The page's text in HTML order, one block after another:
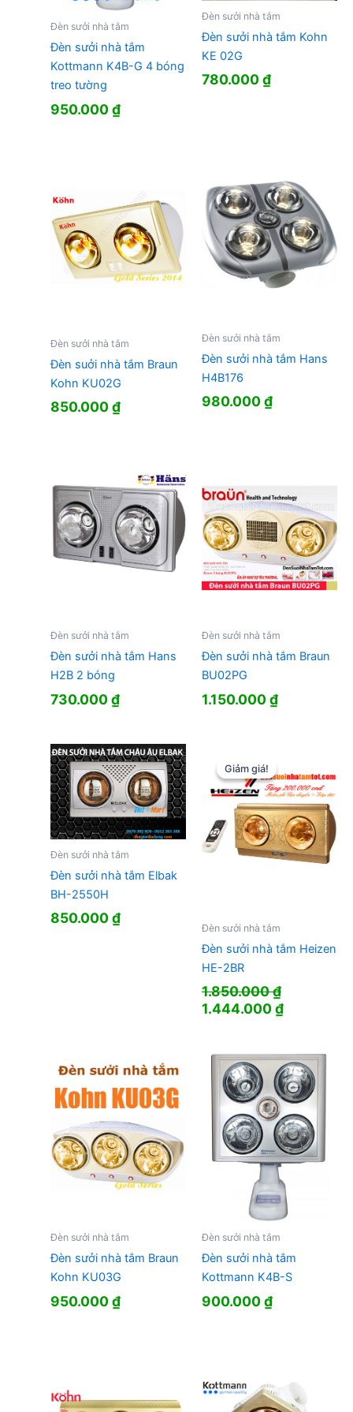
Đèn sưởi nhà tắm
Đèn sưởi nhà tắm
Kottmann K4B-G 4 bóng
treo tường
950.000₫
Đèn sưởi nhà tắm
Đèn sưởi nhà tắm Kohn
KE 02G
780.000₫
Đèn sưởi nhà tắm
Ðèn suởi nhà tắm Braun
Kohn KU02G
850.000₫
Đèn sưởi nhà tắm
Đèn sưởi nhà tắm Hans
H4B176
980.000₫
Đèn sưởi nhà tắm
Đèn sưởi nhà tắm Hans
H2B 2 bóng
730.000₫
Đèn sưởi nhà tắm
Đèn sưởi nhà tắm Braun
BU02PG
1.150.000₫
Đèn sưởi nhà tắm
Đèn sưởi nhà tắm Elbak
BH-2550H
850.000₫
Giảm giá!
Giảm giá!
Đèn sưởi nhà tắm
Đèn sưởi nhà tắm Heizen
HE-2BR
1.850.000₫
Giá
1.850.000 ₫.
1.444.000₫Giá
là:
Đèn sưởi nhà tắm
Đèn sưởi nhà tắm Braun
Kohn KU03G
950.000₫
Đèn sưởi nhà tắm
Đèn sưởi nhà tắm
Kottmann K4B-S
900.000₫